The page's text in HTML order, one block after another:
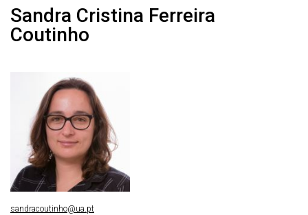
Sandra Cristina Ferreira
Coutinho
sandracoutinho@ua.pt